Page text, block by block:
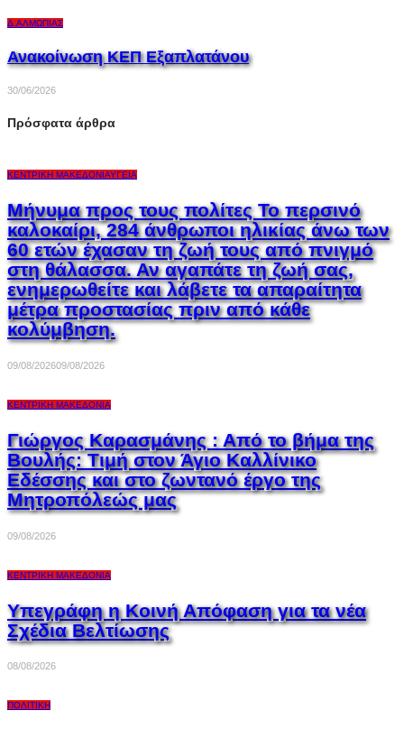
Δ.ΑΛΜΩΠΊΑΣ
Ανακοίνωση ΚΕΠ Εξαπλατάνου
30/06/2026
Πρόσφατα άρθρα
ΚΕΝΤΡΙΚΉ ΜΑΚΕΔΟΝΊΑΥΓΕΊΑ
Μήνυμα προς τους πολίτες Το περσινό
καλοκαίρι, 284 άνθρωποι ηλικίας άνω των
60 ετών έχασαν τη ζωή τους από πνιγμό
στη θάλασσα. Αν αγαπάτε τη ζωή σας,
ενημερωθείτε και λάβετε τα απαραίτητα
μέτρα προστασίας πριν από κάθε
κολύμβηση.
09/08/202609/08/2026
ΚΕΝΤΡΙΚΉ ΜΑΚΕΔΟΝΊΑ
Γιώργος Καρασμάνης : Από το βήμα της
Βουλής: Τιμή στον Άγιο Καλλίνικο
Εδέσσης και στο ζωντανό έργο της
Μητροπόλεώς μας
09/08/2026
ΚΕΝΤΡΙΚΉ ΜΑΚΕΔΟΝΊΑ
Υπεγράφη η Κοινή Απόφαση για τα νέα
Σχέδια Βελτίωσης
08/08/2026
ΠΟΛΙΤΙΚΉ